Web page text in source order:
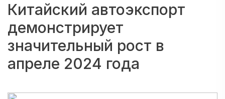
Китайский автоэкспорт
демонстрирует
значительный рост в
апреле 2024 года